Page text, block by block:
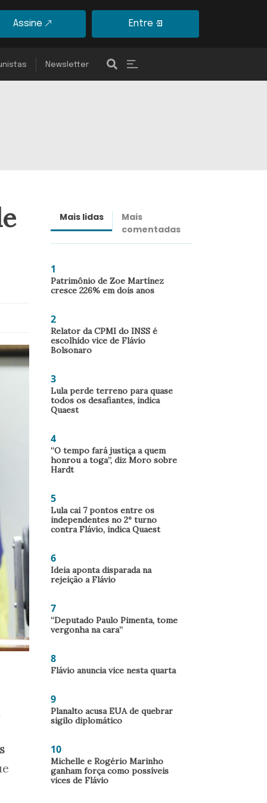
Assine Entre
Newsletter
Mais lidas
Mais
comentadas
1
Patrimônio de Zoe Martínez
cresce 226% em dois anos
2
Relator da CPMI do INSS é
escolhido vice de Flávio
Bolsonaro
3
Lula perde terreno para quase
todos os desafiantes, indica
Quaest
4
“O tempo fará justiça a quem
honrou a toga”, diz Moro sobre
Hardt
5
Lula cai 7 pontos entre os
independentes no 2º turno
contra Flávio, indica Quaest
6
Ideia aponta disparada na
rejeição a Flávio
7
“Deputado Paulo Pimenta, tome
vergonha na cara”
8
Flávio anuncia vice nesta quarta
9
Planalto acusa EUA de quebrar
sigilo diplomático
10
Michelle e Rogério Marinho
ganham força como possíveis
vices de Flávio